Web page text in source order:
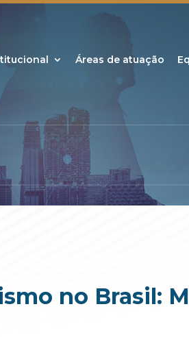
Áreas de atuação
no Brasil: